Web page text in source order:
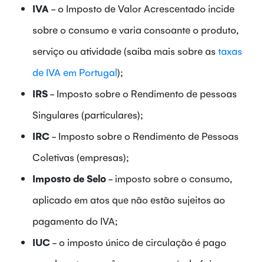
IVA - o Imposto de Valor Acrescentado incide
sobre o consumo e varia consoante o produto,
serviço ou atividade (saiba mais sobre as taxas
de IVA em Portugal);
IRS- Imposto sobre o Rendimento de pessoas
Singulares (particulares);
IRC- Imposto sobre o Rendimento de Pessoas
Coletivas (empresas);
Imposto de Selo- imposto sobre o consumo,
aplicado em atos que não estão sujeitos ao
pagamento do IVA;
IUC- o imposto único de circulação é pago